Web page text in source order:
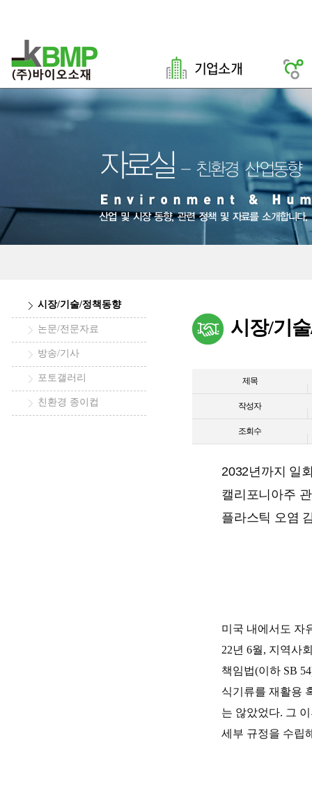
시장/기술/정책동향
논문/전문자료
방송/기사
포토갤러리
친환경 종이컵
시장/기
제목
작성자
조회수
2032년까지 일
캘리포니아주
플라스틱 오염
미국 내에서도 자
22년 6월, 지역사
책임법(이하 SB
식기류를 재활용
는 않았었다. 그
세부 규정을 수립